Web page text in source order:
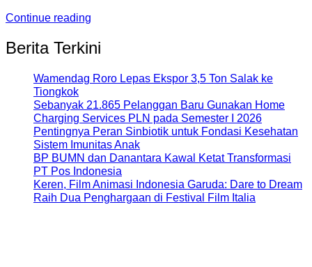
Continue reading
Berita Terkini
Wamendag Roro Lepas Ekspor 3,5 Ton Salak ke
Tiongkok
Sebanyak 21.865 Pelanggan Baru Gunakan Home
Charging Services PLN pada Semester I 2026
Pentingnya Peran Sinbiotik untuk Fondasi Kesehatan
Sistem Imunitas Anak
BP BUMN dan Danantara Kawal Ketat Transformasi
PT Pos Indonesia
Keren, Film Animasi Indonesia Garuda: Dare to Dream
Raih Dua Penghargaan di Festival Film Italia